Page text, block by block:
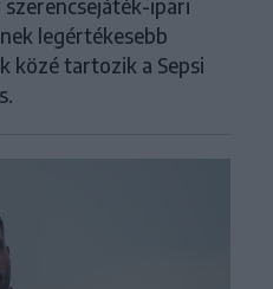
szerencsejáték-ipari
legértékesebb
közé tartozik a Sepsi